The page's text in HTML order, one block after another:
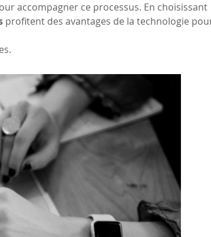
accompagner ce processus. En choisissant
profitent des avantages de la technologie